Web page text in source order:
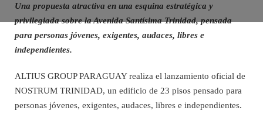
Una propuesta atractiva en una esquina estratégica y
privilegiada sobre la Avenida Santísima Trinidad, pensada
para personas jóvenes, exigentes, audaces, libres e
independientes.
ALTIUS GROUP PARAGUAY realiza el lanzamiento oficial de
NOSTRUM TRINIDAD, un edificio de 23 pisos pensado para
personas jóvenes, exigentes, audaces, libres e independientes.